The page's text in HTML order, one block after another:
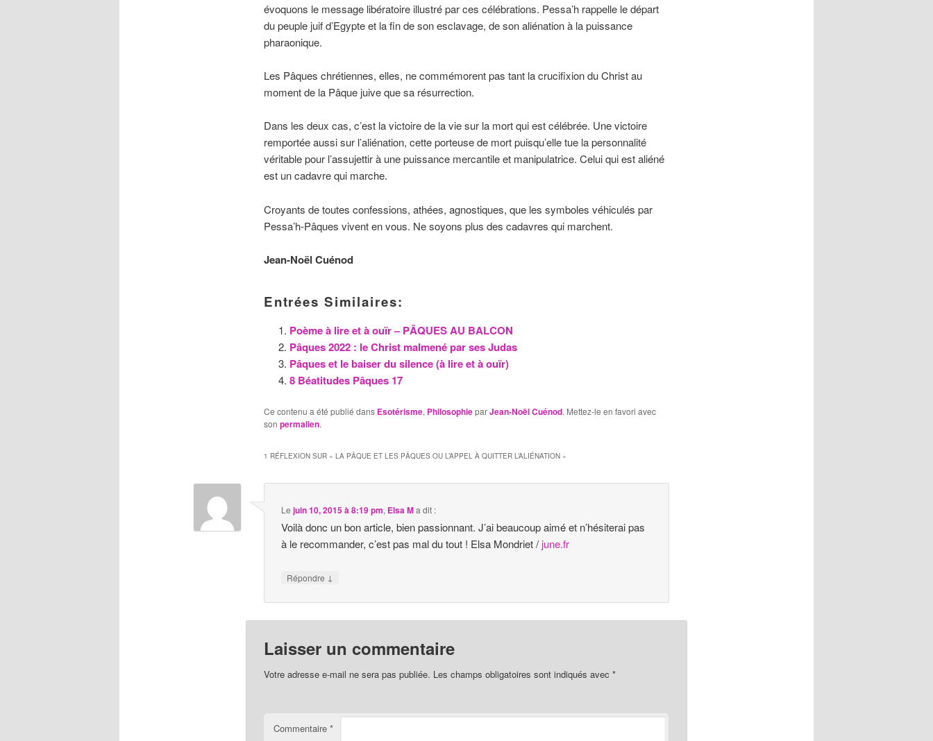
évoquons le message libératoire illustré par ces célébrations. Pessa’h rappelle le départ
du peuple juif d’Egypte et la fin de son esclavage, de son aliénation à la puissance
pharaonique.
Les Pâques chrétiennes, elles, ne commémorent pas tant la crucifixion du Christ au
moment de la Pâque juive que sa résurrection.
Dans les deux cas, c’est la victoire de la vie sur la mort qui est célébrée. Une victoire
remportée aussi sur l’aliénation, cette porteuse de mort puisqu’elle tue la personnalité
véritable pour l’assujettir à une puissance mercantile et manipulatrice. Celui qui est aliéné
est un cadavre qui marche.
Croyants de toutes confessions, athées, agnostiques, que les symboles véhiculés par
Pessa’h-Pâques vivent en vous. Ne soyons plus des cadavres qui marchent.
Jean-Noël Cuénod
Entrées Similaires:
Poème à lire et à ouïr – PÂQUES AU BALCON
Pâques 2022 : le Christ malmené par ses Judas
Pâques et le baiser du silence (à lire et à ouïr)
8 Béatitudes Pâques 17
Ce contenu a été publié dans Esotérisme, PhilosophieparJean-Noël Cuénod. Mettez-le en favori avec
son permalien.
1 RÉFLEXION SUR « LA PÂQUE ET LES PÂQUES OU L’APPEL À QUITTER L’ALIÉNATION»
Lejuin 10, 2015 à 8:19 pm, Elsa Ma dit :
Voilà donc un bon article, bien passionnant. J’ai beaucoup aimé et n’hésiterai pas
à le recommander, c’est pas mal du tout ! Elsa Mondriet / june.fr
Répondre ↓
Laisser un commentaire
Votre adresse e-mail ne sera pas publiée. Les champs obligatoires sont indiqués avec *
Commentaire *